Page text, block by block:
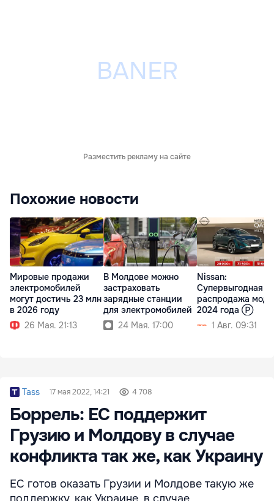
Разместить рекламу на сайте
Похожие новости
Мировые продажи
электромобилей
могут достичь 23 млн
в 2026 году
26 Мая. 21:13
В Молдове можно
застраховать
зарядные станции
для электромобилей
24 Мая. 17:00
Nissan:
Супервыгодная
распродажа
2024 года Ⓟ
1 Авг. 09:31
Tass 17 мая 2022, 14:21 4 708
Боррель: ЕС поддержит
Грузию и Молдову в случае
конфликта так же, как Украину
ЕС готов оказать Грузии и Молдове такую же